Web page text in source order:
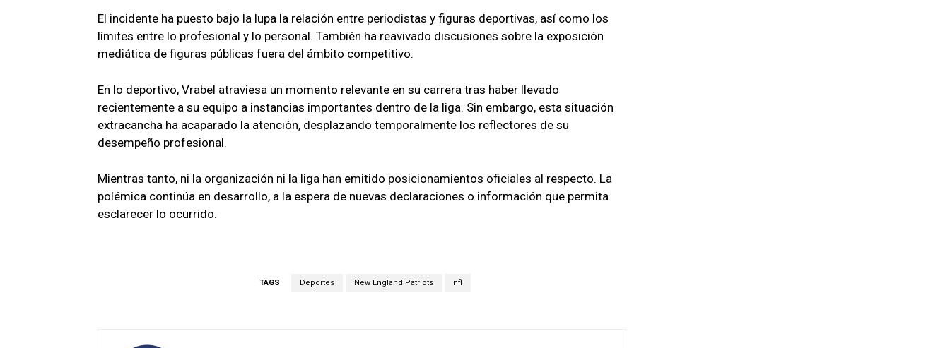
El incidente ha puesto bajo la lupa la relación entre periodistas y figuras deportivas, así como los
límites entre lo profesional y lo personal. También ha reavivado discusiones sobre la exposición
mediática de figuras públicas fuera del ámbito competitivo.
En lo deportivo, Vrabel atraviesa un momento relevante en su carrera tras haber llevado
recientemente a su equipo a instancias importantes dentro de la liga. Sin embargo, esta situación
extracancha ha acaparado la atención, desplazando temporalmente los reflectores de su
desempeño profesional.
Mientras tanto, ni la organización ni la liga han emitido posicionamientos oficiales al respecto. La
polémica continúa en desarrollo, a la espera de nuevas declaraciones o información que permita
esclarecer lo ocurrido.
TAGS Deportes New England Patriots nfl